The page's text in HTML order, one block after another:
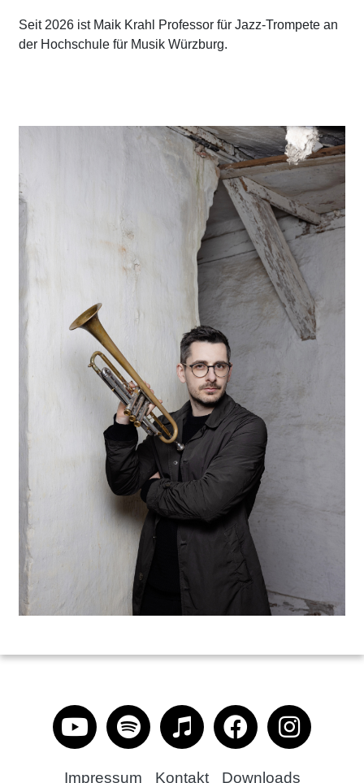
Seit 2026 ist Maik Krahl Professor für Jazz-Trompete an
der Hochschule für Musik Würzburg.
Impressum Kontakt Downloads